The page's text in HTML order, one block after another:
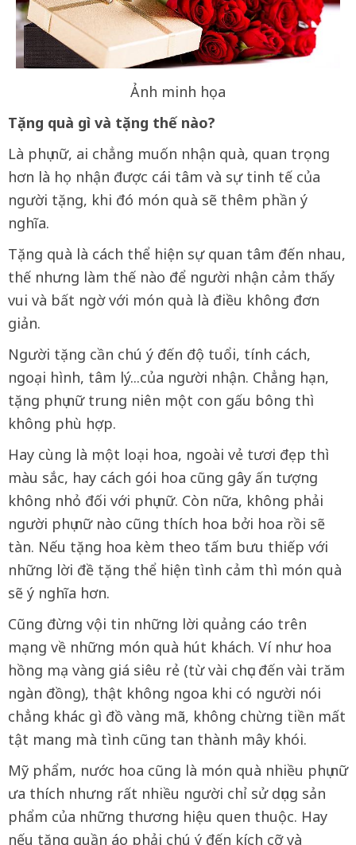
Ảnh minh họa
Tặng quà gì và tặng thế nào?
Là phụ nữ, ai chẳng muốn nhận quà, quan trọng
hơn là họ nhận được cái tâm và sự tinh tế của
người tặng, khi đó món quà sẽ thêm phần ý
nghĩa.
Tặng quà là cách thể hiện sự quan tâm đến nhau,
thế nhưng làm thế nào để người nhận cảm thấy
vui và bất ngờ với món quà là điều không đơn
giản.
Người tặng cần chú ý đến độ tuổi, tính cách,
ngoại hình, tâm lý...của người nhận. Chẳng hạn,
tặng phụ nữ trung niên một con gấu bông thì
không phù hợp.
Hay cùng là một loại hoa, ngoài vẻ tươi đẹp thì
màu sắc, hay cách gói hoa cũng gây ấn tượng
không nhỏ đối với phụ nữ. Còn nữa, không phải
người phụ nữ nào cũng thích hoa bởi hoa rồi sẽ
tàn. Nếu tặng hoa kèm theo tấm bưu thiếp với
những lời đề tặng thể hiện tình cảm thì món quà
sẽ ý nghĩa hơn.
Cũng đừng vội tin những lời quảng cáo trên
mạng về những món quà hút khách. Ví như hoa
hồng mạ vàng giá siêu rẻ (từ vài chục đến vài trăm
ngàn đồng), thật không ngoa khi có người nói
chẳng khác gì đồ vàng mã, không chừng tiền mất
tật mang mà tình cũng tan thành mây khói.
Mỹ phẩm, nước hoa cũng là món quà nhiều phụ nữ
ưa thích nhưng rất nhiều người chỉ sử dụng sản
phẩm của những thương hiệu quen thuộc. Hay
nếu tặng quần áo phải chú ý đến kích cỡ và